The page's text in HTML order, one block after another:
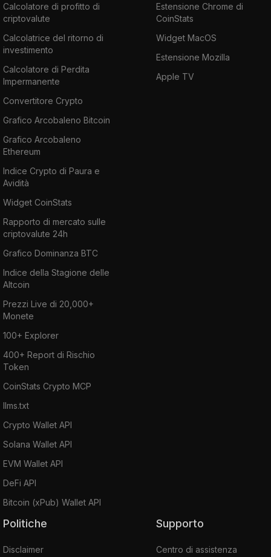
Calcolatore di profitto di
criptovalute
Calcolatrice del ritorno di
investimento
Calcolatore di Perdita
Impermanente
Convertitore Crypto
Grafico Arcobaleno Bitcoin
Grafico Arcobaleno
Ethereum
Indice Crypto di Paura e
Avidità
Widget CoinStats
Rapporto di mercato sulle
criptovalute 24h
Grafico Dominanza BTC
Indice della Stagione delle
Altcoin
Prezzi Live di 20,000+
Monete
100+ Explorer
400+ Report di Rischio
Token
CoinStats Crypto MCP
llms.txt
Crypto Wallet API
Solana Wallet API
EVM Wallet API
DeFi API
Bitcoin (xPub) Wallet API
Estensione Chrome di
CoinStats
Widget MacOS
Estensione Mozilla
Apple TV
Politiche
Disclaimer
Supporto
Centro di assistenza